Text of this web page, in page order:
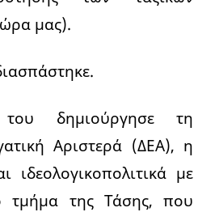
μας).
δημιούργησε τη
Αριστερά (ΔΕΑ), η
ιδεολογικοπολιτικά με
τμήμα της Τάσης, που